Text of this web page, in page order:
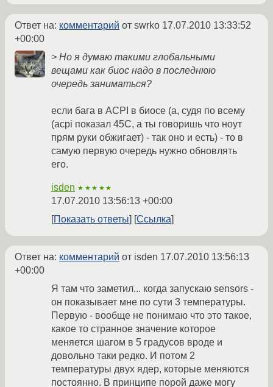
Ответ на: комментарий от swrko 17.07.2010 13:33:52
+00:00
> Но я думаю такими глобальными
вещами как биос надо в последнюю
очередь заниматься?
если бага в ACPI в биосе (а, судя по всему
(acpi показал 45С, а ты говоришь что ноут
прям руки обжигает) - так оно и есть) - то в
самую первую очередь нужно обновлять
его.
isden ★★★★★
17.07.2010 13:56:13 +00:00
Показать ответы
Ссылка
Ответ на: комментарий от isden 17.07.2010 13:56:13
+00:00
Я там что заметил... когда запускаю sensors -
он показывает мне по сути 3 температуры.
Первую - вообще не понимаю что это такое,
какое то странное значение которое
меняется шагом в 5 градусов вроде и
довольно таки редко. И потом 2
температуры двух ядер, которые меняются
постоянно. В принципе порой даже могу